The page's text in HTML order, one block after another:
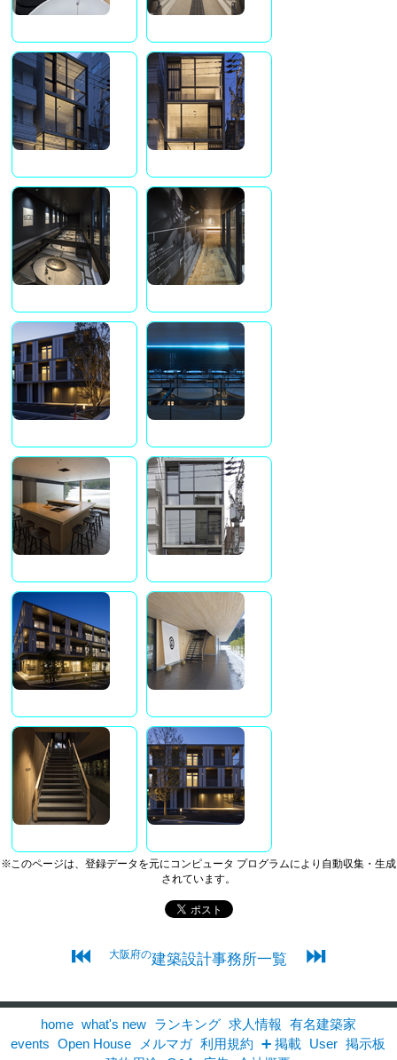
※このページは、登録データを元にコンピュータ プログラムにより自動収集・生成
されています。
⏮ 大阪府の建築設計事務所一覧 ⏭
home what's new ランキング 求人情報 有名建築家
events
Open House メルマガ 利用規約 ➕ 掲載 User 掲示板